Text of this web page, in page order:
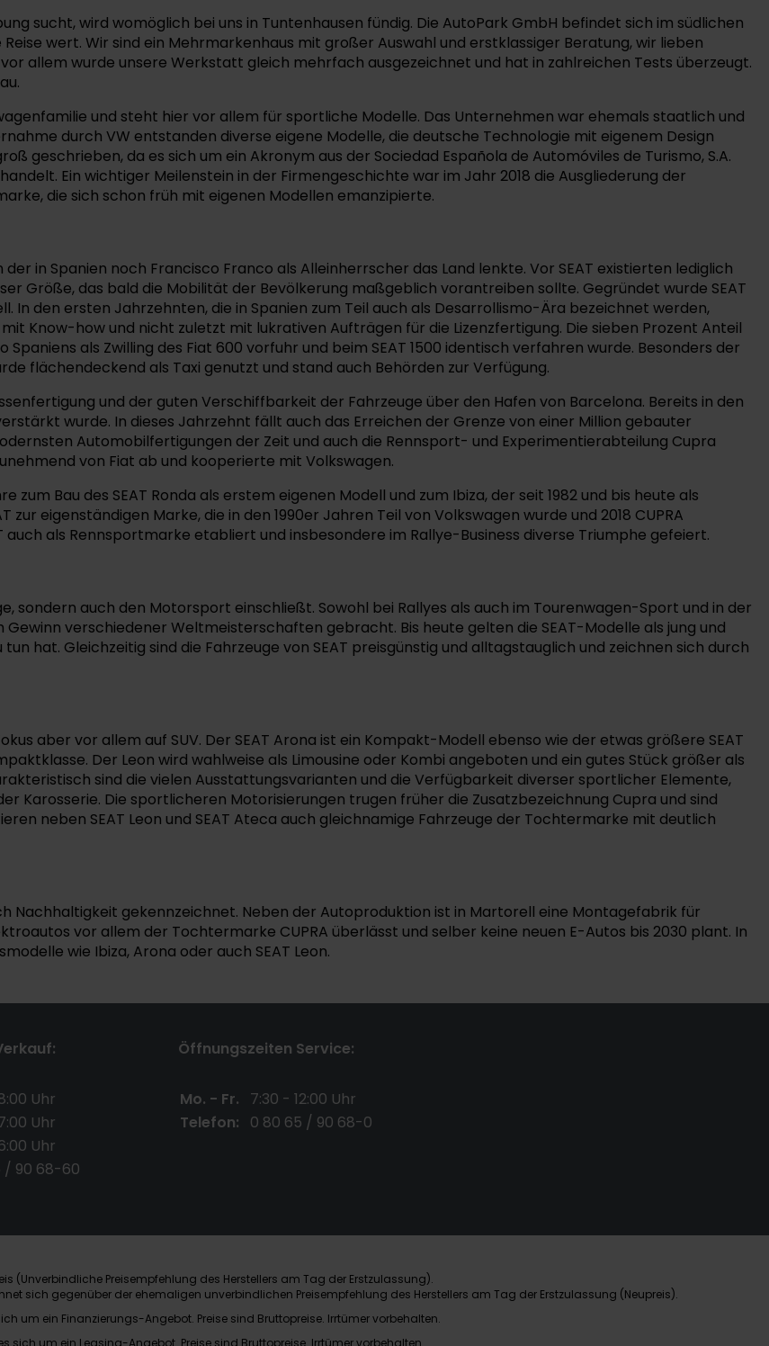
sucht, wird womöglich bei uns in Tuntenhausen fündig. Die AutoPark GmbH befindet sich im südlichen
wert. Wir sind ein Mehrmarkenhaus mit großer Auswahl und erstklassiger Beratung, wir lieben
allem wurde unsere Werkstatt gleich mehrfach ausgezeichnet und hat in zahlreichen Tests überzeugt.
und steht hier vor allem für sportliche Modelle. Das Unternehmen war ehemals staatlich und
durch VW entstanden diverse eigene Modelle, die deutsche Technologie mit eigenem Design
geschrieben, da es sich um ein Akronym aus der Sociedad Española de Automóviles de Turismo, S.A.
Ein wichtiger Meilenstein in der Firmengeschichte war im Jahr 2018 die Ausgliederung der
die sich schon früh mit eigenen Modellen emanzipierte.
in Spanien noch Francisco Franco als Alleinherrscher das Land lenkte. Vor SEAT existierten lediglich
Größe, das bald die Mobilität der Bevölkerung maßgeblich vorantreiben sollte. Gegründet wurde SEAT
In den ersten Jahrzehnten, die in Spanien zum Teil auch als Desarrollismo-Ära bezeichnet werden,
Know-how und nicht zuletzt mit lukrativen Aufträgen für die Lizenzfertigung. Die sieben Prozent Anteil
als Zwilling des Fiat 600 vorfuhr und beim SEAT 1500 identisch verfahren wurde. Besonders der
flächendeckend als Taxi genutzt und stand auch Behörden zur Verfügung.
und der guten Verschiffbarkeit der Fahrzeuge über den Hafen von Barcelona. Bereits in den
wurde. In dieses Jahrzehnt fällt auch das Erreichen der Grenze von einer Million gebauter
Automobilfertigungen der Zeit und auch die Rennsport- und Experimentierabteilung Cupra
von Fiat ab und kooperierte mit Volkswagen.
Bau des SEAT Ronda als erstem eigenen Modell und zum Ibiza, der seit 1982 und bis heute als
eigenständigen Marke, die in den 1990er Jahren Teil von Volkswagen wurde und 2018 CUPRA
als Rennsportmarke etabliert und insbesondere im Rallye-Business diverse Triumphe gefeiert.
sondern auch den Motorsport einschließt. Sowohl bei Rallyes als auch im Tourenwagen-Sport und in der
verschiedener Weltmeisterschaften gebracht. Bis heute gelten die SEAT-Modelle als jung und
hat. Gleichzeitig sind die Fahrzeuge von SEAT preisgünstig und alltagstauglich und zeichnen sich durch
aber vor allem auf SUV. Der SEAT Arona ist ein Kompakt-Modell ebenso wie der etwas größere SEAT
Der Leon wird wahlweise als Limousine oder Kombi angeboten und ein gutes Stück größer als
sind die vielen Ausstattungsvarianten und die Verfügbarkeit diverser sportlicher Elemente,
Karosserie. Die sportlicheren Motorisierungen trugen früher die Zusatzbezeichnung Cupra und sind
neben SEAT Leon und SEAT Ateca auch gleichnamige Fahrzeuge der Tochtermarke mit deutlich
Nachhaltigkeit gekennzeichnet. Neben der Autoproduktion ist in Martorell eine Montagefabrik für
vor allem der Tochtermarke CUPRA überlässt und selber keine neuen E-Autos bis 2030 plant. In
wie Ibiza, Arona oder auch SEAT Leon.
Uhr
Uhr
Uhr
/ 90 68-60
Öffnungszeiten Service:
Mo. - Fr.
7:30 - 12:00 Uhr
Telefon:
0 80 65 / 90 68-0
(Unverbindliche Preisempfehlung des Herstellers am Tag der Erstzulassung).
sich gegenüber der ehemaligen unverbindlichen Preisempfehlung des Herstellers am Tag der Erstzulassung (Neupreis).
um ein Finanzierungs-Angebot. Preise sind Bruttopreise. Irrtümer vorbehalten.
sich um ein Leasing-Angebot. Preise sind Bruttopreise. Irrtümer vorbehalten.